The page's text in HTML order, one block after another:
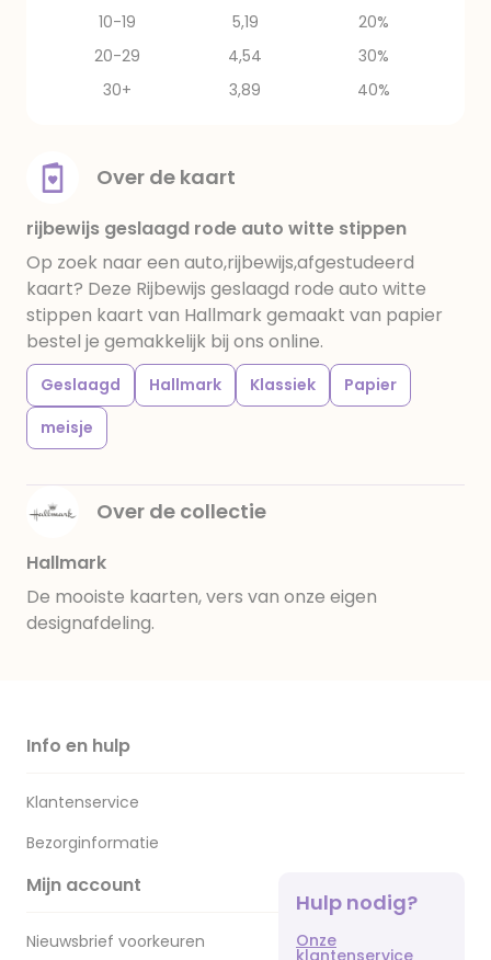
10-19
5,19
20%
20-29
4,54
30%
30+
3,89 40%
Over de kaart
rijbewijs geslaagd rode auto witte stippen
Op zoek naar een auto,rijbewijs,afgestudeerd
kaart? Deze Rijbewijs geslaagd rode auto witte
stippen kaart van Hallmark gemaakt van papier
bestel je gemakkelijk bij ons online.
Geslaagd Hallmark Klassiek
Papier
meisje
Over de collectie
Hallmark
De mooiste kaarten, vers van onze eigen
designafdeling.
Info en hulp
Klantenservice
Bezorginformatie
Mijn account
Nieuwsbrief voorkeuren
Hulp nodig?
Onze
klantenservice